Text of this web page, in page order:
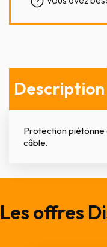
Description
Protection piétonne
câble.
Les offres